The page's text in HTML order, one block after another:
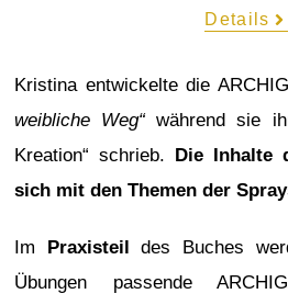
Details
Kristina entwickelte die
weibliche Weg“während sie
Kreation“ schrieb. Die Inhalte
sich mit den Themen der
Im Praxisteil des Buches
Übungen passende